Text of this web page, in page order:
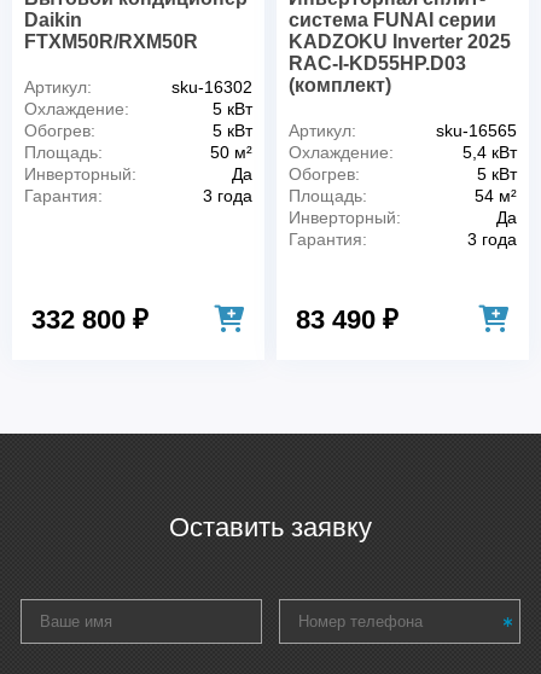
Daikin
FTXM50R/RXM50R
Артикул:
sku-16302
Охлаждение:
5 кВт
Обогрев:
5 кВт
Площадь:
50 м²
Инверторный:
Да
Гарантия:
3 года
332 800 ₽
система FUNAI серии
KADZOKU Inverter 2025
RAC-I-KD55HP.D03
(комплект)
Артикул:
sku-16565
Охлаждение:
5,4 кВт
Обогрев:
5 кВт
Площадь:
54 м²
Инверторный:
Да
Гарантия:
3 года
83 490 ₽
Оставить заявку